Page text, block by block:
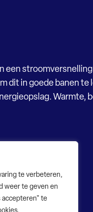
te verbeteren,
weer te geven en
accepteren" te
een
dit in goede banen te
Warmte,